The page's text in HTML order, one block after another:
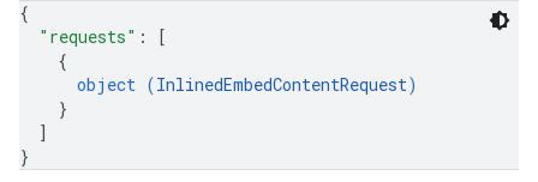
{
"requests" :
[
{
object (InlinedEmbedContentRequest)
}
]
}